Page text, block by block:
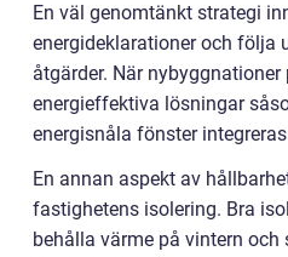
En väl genomtänkt strategi
energideklarationer och följa
åtgärder. När nybyggnationer
energieffektiva lösningar
energisnåla fönster
En annan aspekt av
fastighetens isolering. Bra
behålla värme på vintern och